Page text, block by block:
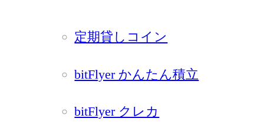
定期貸しコイン
bitFlyer かんたん積立
bitFlyer クレカ